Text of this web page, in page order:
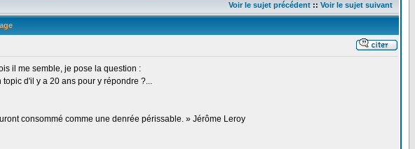
Voir le sujet précédent :: Voir le sujet suivant
il me semble, je pose la question :
d'il y a 20 ans pour y répondre ?...
consommé comme une denrée périssable. » Jérôme Leroy